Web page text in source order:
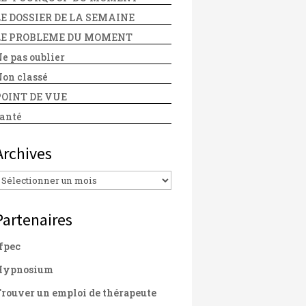
DOSSIER DE LA SEMAINE
PROBLEME DU MOMENT
pas oublier
classé
DE VUE
un emploi de thérapeute